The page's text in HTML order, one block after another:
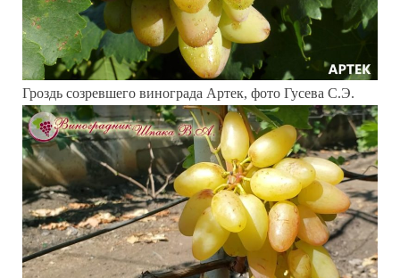
Гроздь созревшего винограда Артек, фото Гусева С.Э.